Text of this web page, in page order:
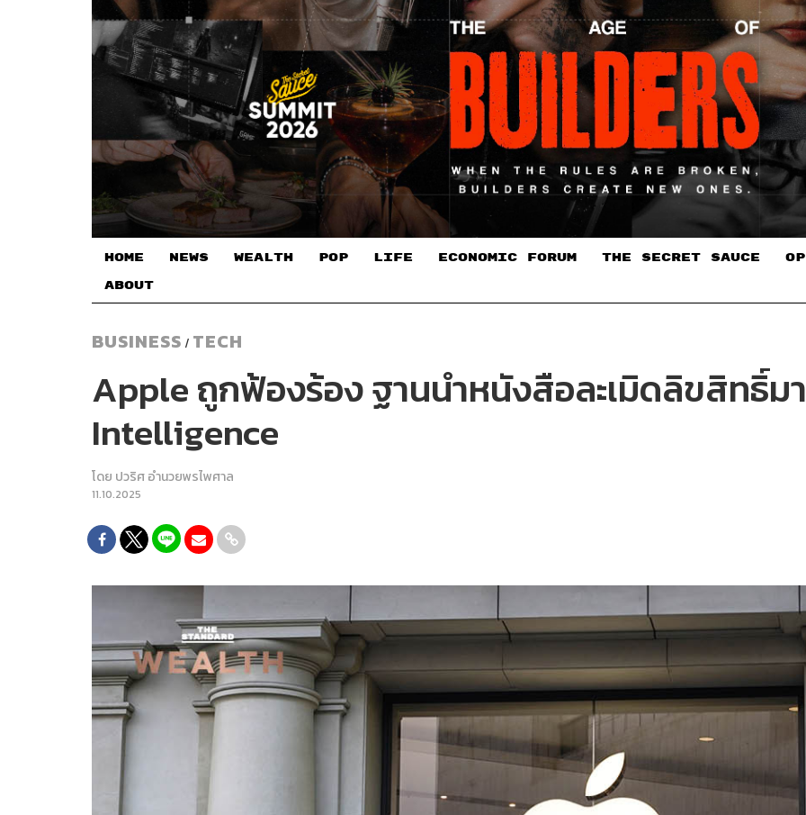
HOME NEWS WEALTH POP LIFE ECONOMIC FORUM THE SECRET SAUCE​
ABOUT
BUSINESS / TECH
Apple ถูกฟ้องร้อง ฐานนำหนังสือละเมิดลิขสิทธิ์
Intelligence
โดย ปวริศ อำนวยพรไพศาล
11.10.2025